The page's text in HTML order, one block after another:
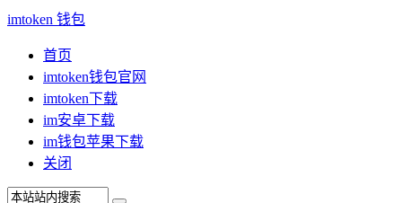
imtoken 钱包
首页
imtoken钱包官网
imtoken下载
im安卓下载
im钱包苹果下载
关闭